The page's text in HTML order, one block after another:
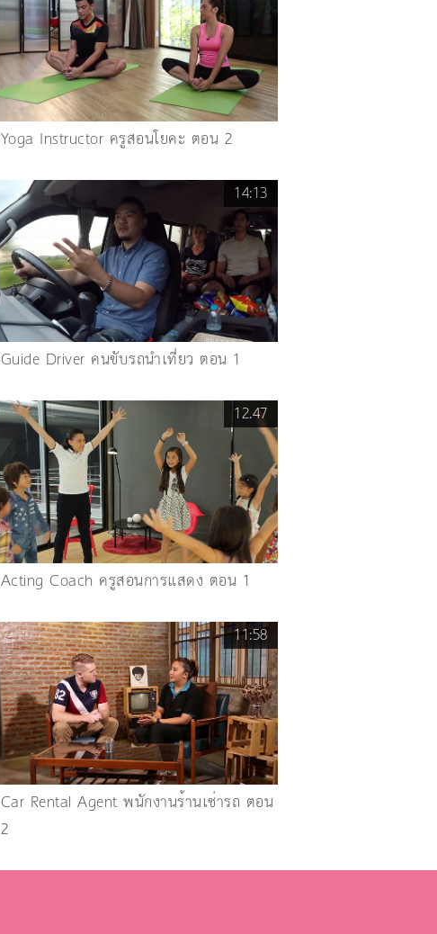
Yoga Instructor ครูสอนโยคะ ตอน 2
14:13
Guide Driver คนขับรถนำเที่ยว ตอน 1
12.47
Acting Coach ครูสอนการแสดง ตอน 1
11:58
Car Rental Agent พนักงานร้านเช่ารถ ตอน
2